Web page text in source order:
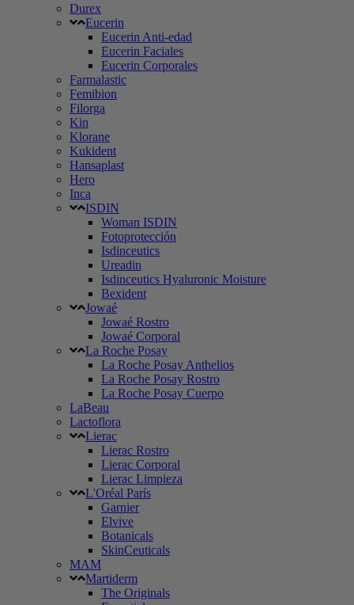
Durex
Eucerin
Eucerin Anti-edad
Eucerin Faciales
Eucerin Corporales
Farmalastic
Femibion
Filorga
Kin
Klorane
Kukident
Hansaplast
Hero
Inca
ISDIN
Woman ISDIN
Fotoprotección
Isdinceutics
Ureadin
Isdinceutics Hyaluronic Moisture
Bexident
Jowaé
Jowaé Rostro
Jowaé Corporal
La Roche Posay
La Roche Posay Anthelios
La Roche Posay Rostro
La Roche Posay Cuerpo
LaBeau
Lactoflora
Lierac
Lierac Rostro
Lierac Corporal
Lierac Limpieza
L'Oréal París
Garnier
Elvive
Botanicals
SkinCeuticals
MAM
Martiderm
The Originals